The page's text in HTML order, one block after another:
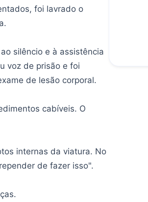
foi lavrado o
silêncio e à assistência
voz de prisão e foi
de lesão corporal.
cabíveis. O
internas da viatura. No
de fazer isso".